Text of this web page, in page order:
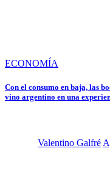
ECONOMÍA
Con el consumo en baja, las
vino argentino en una
Valentino Galfré